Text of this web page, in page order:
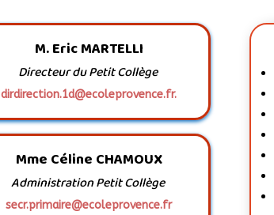
M. Eric MARTELLI
Directeur du Petit Collège
dirdirection.1d@ecoleprovence.fr.
Mme Céline CHAMOUX
Administration Petit Collège
secr.primaire@ecoleprovence.fr